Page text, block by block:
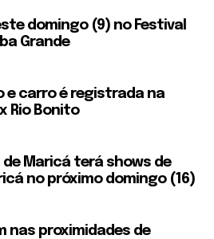
domingo (9) no Festival
Grande
e carro é registrada na
Rio Bonito
de Maricá terá shows de
no próximo domingo (16)
nas proximidades de